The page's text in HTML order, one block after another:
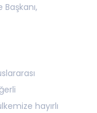
hayırlı